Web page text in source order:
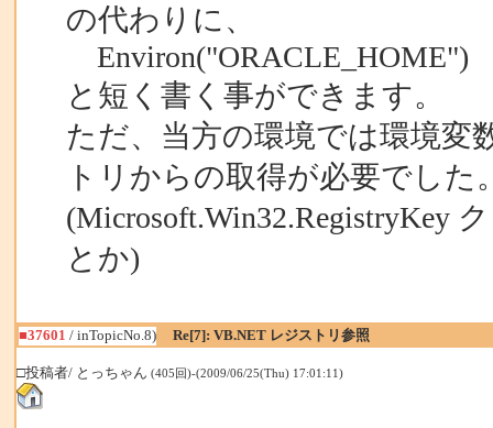
の代わりに、
Environ("ORACLE_HOME")
と短く書く事ができます。
ただ、当方の環境では環境変
トリからの取得が必要でした
(Microsoft.Win32.RegistryKey
とか)
■37601 / inTopicNo.8) Re[7]: VB.NET レジストリ参照
□投稿者/ とっちゃん (405回)-(2009/06/25(Thu) 17:01:11)